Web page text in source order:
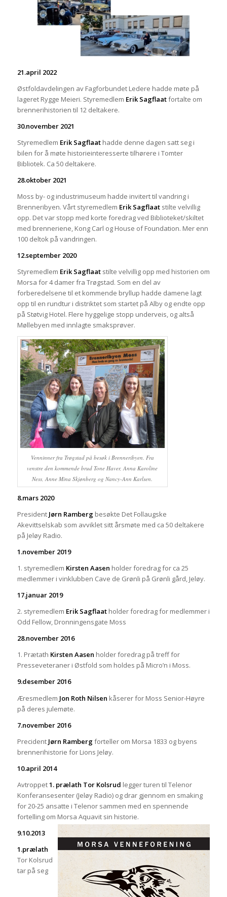
21.april 2022
Østfoldavdelingen av Fagforbundet Ledere hadde møte på
lageret Rygge Meieri. Styremedlem Erik Sagflaatfortalte om
brennerihistorien til 12 deltakere.
30.november 2021
Styremedlem Erik Sagflaathadde denne dagen satt seg i
bilen for å møte historieinteresserte tilhørere i Tomter
Bibliotek. Ca 50 deltakere.
28.oktober 2021
Moss by- og industrimuseum hadde invitert til vandring i
Brenneribyen. Vårt styremedlem Erik Sagflaatstilte velvillig
opp. Det var stopp med korte foredrag ved Biblioteket/skiltet
med brenneriene, Kong Carl og House of Foundation. Mer enn
100 deltok på vandringen.
12.september 2020
Styremedlem Erik Sagflaatstilte velvillig opp med historien om
Morsa for 4 damer fra Trøgstad. Som en del av
forberedelsene til et kommende bryllup hadde damene lagt
opp til en rundtur i distriktet som startet på Alby og endte opp
på Støtvig Hotel. Flere hyggelige stopp underveis, og altså
Møllebyen med innlagte smaksprøver.
Venninner fra Trøgstad på besøk i Brenneribyen. Fra
venstre den kommende brud Tone Haver, Anna Karoline
Ness, Anne Mina Skjønberg og Nancy-Ann Karlsen.
8.mars 2020
President Jørn Rambergbesøkte Det Follaugske
Akevittselskab som avviklet sitt årsmøte med ca 50 deltakere
på Jeløy Radio.
1.november 2019
1. styremedlem Kirsten Aasen holder foredrag for ca 25
medlemmer i vinklubben Cave de Grønli på Grønli gård, Jeløy.
17.januar 2019
2. styremedlem Erik Sagflaatholder foredrag for medlemmer i
Odd Fellow, Dronningensgate Moss
28.november 2016
1. Prætath Kirsten Aasen holder foredrag på treff for
Presseveteraner i Østfold som holdes på Micro’n i Moss.
9.desember 2016
Æresmedlem Jon Roth Nilsen kåserer for Moss Senior-Høyre
på deres julemøte.
7.november 2016
Precident Jørn Rambergforteller om Morsa 1833 og byens
brennerihistorie for Lions Jeløy.
10.april 2014
Avtroppet1. prælath Tor Kolsrud legger turen til Telenor
Konferansesenter (Jeløy Radio) og drar gjennom en smaking
for 20-25 ansatte i Telenor sammen med en spennende
fortelling om Morsa Aquavit sin historie.
9.10.2013
1.prælath
Tor Kolsrud
tar på seg